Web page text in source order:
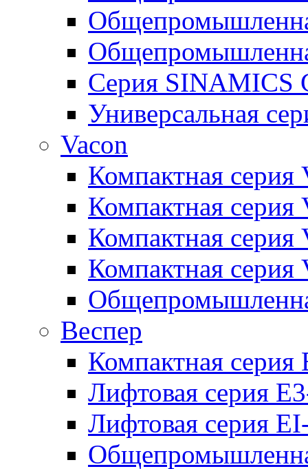
Серия SINAMICS
Универсальная
Vacon
Компактная серия
Компактная серия
Компактная
Компактная серия
Веспер
Компактная серия
Лифтовая серия
Лифтовая серия